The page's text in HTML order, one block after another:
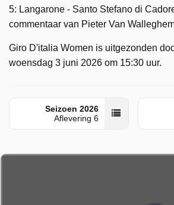
5: Langarone - Santo Stefano di
commentaar van Pieter Van
Giro D'italia Women is uitgezonden
woensdag 3 juni 2026 om 15:30 uur.
Seizoen 2026
Aflevering 6